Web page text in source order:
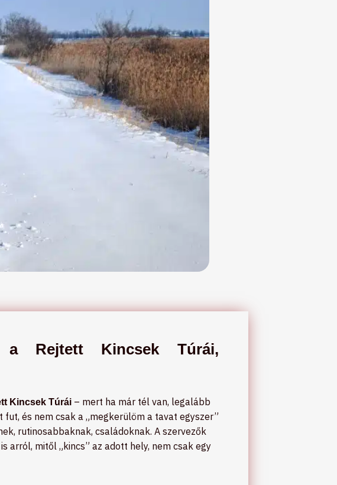
Rejtett Kincsek Túrái,
Kincsek Túrái– mert ha már tél van, legalább
és nem csak a „megkerülöm a tavat egyszer”
rutinosabbaknak, családoknak. A szervezők
mitől „kincs” az adott hely, nem csak egy